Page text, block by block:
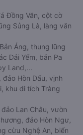
Đồng Văn, cột cờ
Sủng Là, làng văn
Áng, thung lũng
Dải Yếm, bản Pa
Land,...
đảo Hòn Dấu, vịnh
khu di tích Tràng
Lan Châu, vườn
đảo Hòn Ngư,
cừu Nghệ An, biển